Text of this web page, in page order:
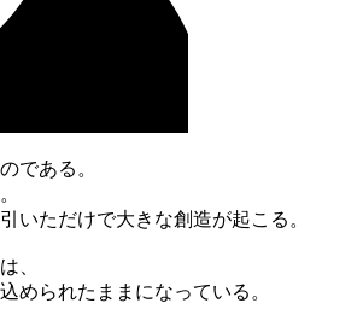
である。
いただけで大きな創造が起こる。
、
められたままになっている。